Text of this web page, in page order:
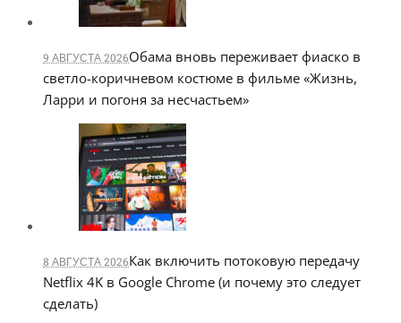
9 АВГУСТА 2026Обама вновь переживает фиаско в
светло-коричневом костюме в фильме «Жизнь,
Ларри и погоня за несчастьем»
8 АВГУСТА 2026Как включить потоковую передачу
Netflix 4K в Google Chrome (и почему это следует
сделать)